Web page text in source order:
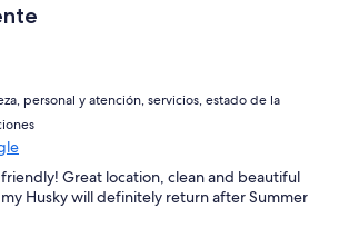
personal y atención, servicios, estado de la
Great location, clean and beautiful
Husky will definitely return after Summer